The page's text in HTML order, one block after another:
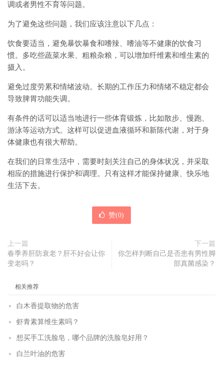
调或者男性不育等问题。
为了避免这些问题，我们应该注意以下几点：
饮食要适当，避免暴饮暴食和嗜辣、嗜油等不健康的饮食习
惯。多吃些蔬菜水果、粗粮杂粮，可以增加纤维素和维生素的
摄入。
避免过度劳累和情绪波动。长期的工作压力和情绪不稳定都会
导致脾胃功能失调。
有条件的话可以适当地进行一些体育锻炼，比如散步、慢跑、
游泳等运动方式。这样可以促进血液循环和新陈代谢，对于身
体健康也有很大帮助。
在我们的日常生活中，需要时刻关注自己的身体状况，并采取
相应的措施进行保护和调理。只有这样才能保持健康、快乐地
生活下去。
赞(0)
上一篇
春季养肝防衰老？肝不好会让你
变老吗？
下一篇
你怎样判断自己是否患有男性脚
部真菌感染？
相关推荐
白木香提取物的危害
虾青素算维生素吗？
想买手工洗脸皂，哪个品牌的洗脸皂好用？
白兰叶油的危害